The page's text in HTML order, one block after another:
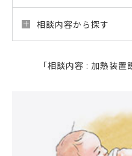
相談内容から探す
「相談内容 : 加熱装